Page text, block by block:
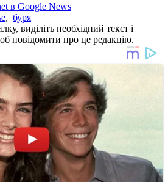
в Google News
, буря
виділіть необхідний текст і
повідомити про це редакцію.